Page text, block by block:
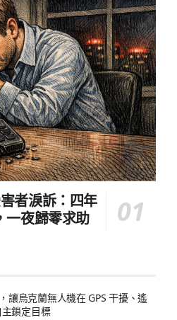
者淚訴：四年
一夜歸零求助
讓烏克蘭無人機在 GPS 干擾、遙
鎖定目標